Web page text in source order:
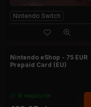
Nintendo Switch
Nintendo eShop - 75 EUR
Prepaid Card (EU)
W magazynie